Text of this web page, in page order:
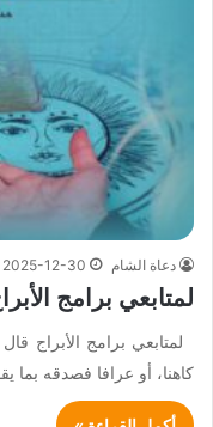
دعاة الشام 2025-12-30
لمتابعي برامج
لمتابعي برامج الأبراج
كاهنا، أو عرافا فصدقه بما